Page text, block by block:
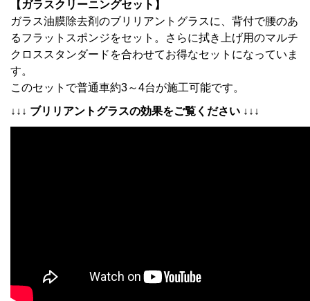
【ガラスクリーニングセット】
ガラス油膜除去剤のブリリアントグラスに、背付で腰のあ
るフラットスポンジをセット。さらに拭き上げ用のマルチ
クロススタンダードを合わせてお得なセットになっていま
す。
このセットで普通車約3～4台が施工可能です。
↓↓↓ ブリリアントグラスの効果をご覧ください ↓↓↓